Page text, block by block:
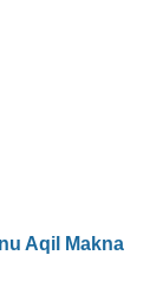
Aqil Makna